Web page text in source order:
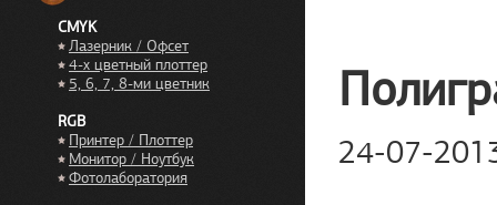
CMYK
Лазерник / Офсет
4-х цветный плоттер
5, 6, 7, 8-ми цветник
RGB
Принтер / Плоттер
Монитор / Ноутбук
Фотолаборатория
24-07-